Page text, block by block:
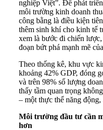
nghiệp Việt”. Để phát
môi trường kinh doanh
công bằng là điều kiện
thêm sinh khí cho kinh tế
xem là bước đi chiến
đoạn bứt phá mạnh mẽ
Theo thống kê, khu vực
khoảng 42% GDP, đóng
và trên 98% số lượng
thấy tầm quan trọng
– một thực thể năng
Môi trường đầu tư cần
hơn